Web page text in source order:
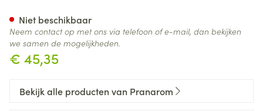
€ 45,35
Niet beschikbaar
Neem contact op met ons via telefoon of e-mail, dan bekijken
we samen de mogelijkheden.
Bekijk alle producten van Pranarom